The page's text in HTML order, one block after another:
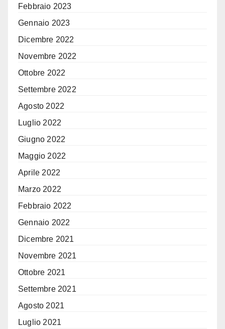
Febbraio 2023
Gennaio 2023
Dicembre 2022
Novembre 2022
Ottobre 2022
Settembre 2022
Agosto 2022
Luglio 2022
Giugno 2022
Maggio 2022
Aprile 2022
Marzo 2022
Febbraio 2022
Gennaio 2022
Dicembre 2021
Novembre 2021
Ottobre 2021
Settembre 2021
Agosto 2021
Luglio 2021